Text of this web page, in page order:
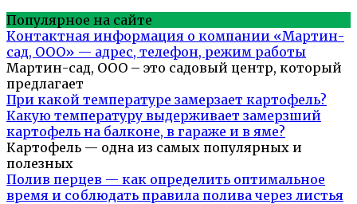
Популярное на сайте
Контактная информация о компании «Мартин-
сад, ООО» — адрес, телефон, режим работы
Мартин-сад, ООО – это садовый центр, который
предлагает
При какой температуре замерзает картофель?
Какую температуру выдерживает замерзший
картофель на балконе, в гараже и в яме?
Картофель — одна из самых популярных и
полезных
Полив перцев — как определить оптимальное
время и соблюдать правила полива через листья